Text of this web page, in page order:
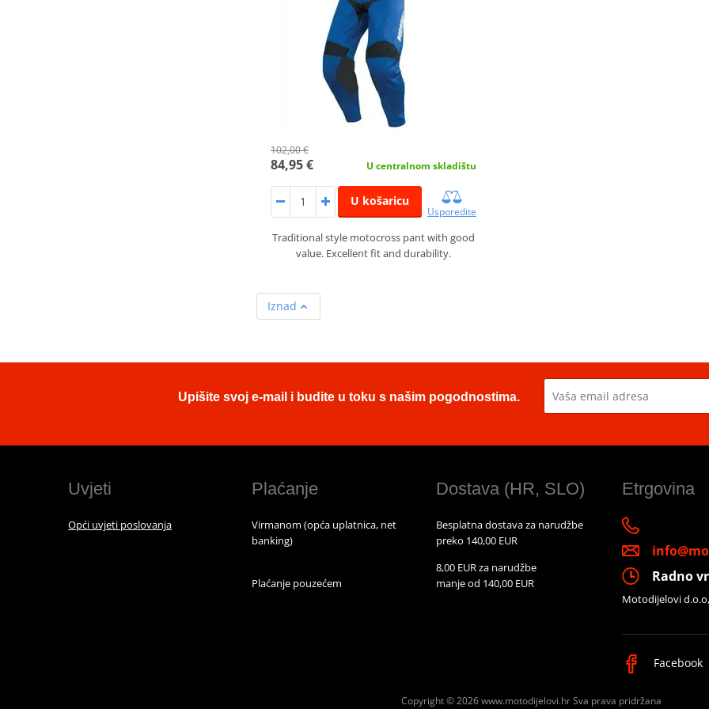
102,00 €
84,95 € U centralnom skladištu
U košaricu
Usporedite
Traditional style motocross pant with good
value. Excellent fit and durability.
Iznad
Upišite svoj e-mail i budite u toku s našim pogodnostima.
Uvjeti
Opći uvjeti poslovanja
Plaćanje
Virmanom (opća uplatnica, net
banking)
Plaćanje pouzećem
Dostava (HR, SLO)
Besplatna dostava za narudžbe
preko 140,00 EUR
8,00 EUR za narudžbe
manje od 140,00 EUR
Etrgovina
Radno
Motodijelovi
Facebook
Copyright © 2026 www.motodijelovi.hrSva prava pridržana